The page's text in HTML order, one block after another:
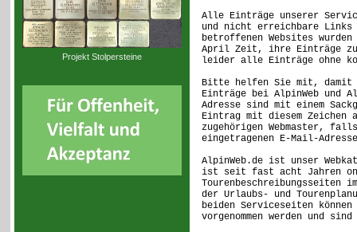
Projekt Stolpersteine
Alle Einträge unserer
und nicht erreichbare Links
betroffenen Websites
April Zeit, ihre Einträge zu
leider alle Einträge ohne
Bitte helfen Sie mit, damit
Einträge bei AlpinWeb und
Adresse sind mit einem
Eintrag mit diesem
zugehörigen Webmaster,
eingetragenen E-Mail-
AlpinWeb.de ist unser
ist seit fast acht Jahren
Tourenbeschreibungsseiten
der Urlaubs- und
beiden Serviceseiten
vorgenommen werden und